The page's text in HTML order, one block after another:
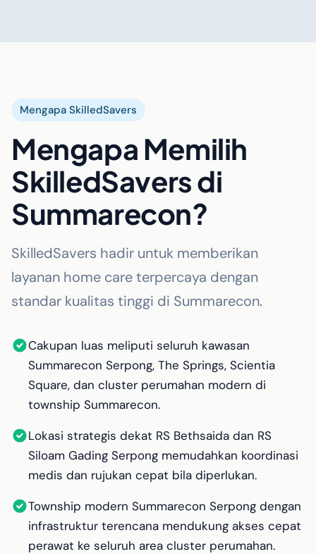
Mengapa SkilledSavers
Mengapa Memilih
SkilledSavers di
Summarecon?
SkilledSavers hadir untuk memberikan
layanan home care terpercaya dengan
standar kualitas tinggi di Summarecon.
Cakupan luas meliputi seluruh kawasan
Summarecon Serpong, The Springs, Scientia
Square, dan cluster perumahan modern di
township Summarecon.
Lokasi strategis dekat RS Bethsaida dan RS
Siloam Gading Serpong memudahkan koordinasi
medis dan rujukan cepat bila diperlukan.
Township modern Summarecon Serpong dengan
infrastruktur terencana mendukung akses cepat
perawat ke seluruh area cluster perumahan.